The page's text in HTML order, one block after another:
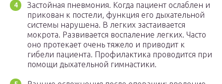
Застойная пневмония. Когда пациент ослаблен и
прикован к постели, функция его дыхательной
системы нарушена. В легких застаивается
мокрота. Развивается воспаление легких. Часто
оно протекает очень тяжело и приводит к
гибели пациента. Профилактика проводится при
помощи дыхательной гимнастики.